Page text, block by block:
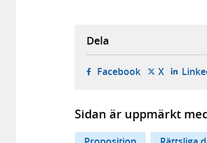
Dela
Facebook- öppnas i ny
X- öppnas
Sidan är uppmärkt